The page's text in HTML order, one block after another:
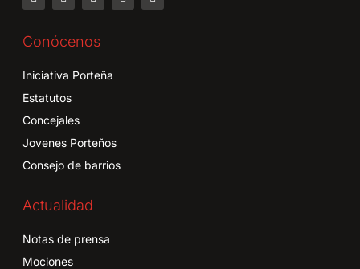
Conócenos
Iniciativa Porteña
Estatutos
Concejales
Jovenes Porteños
Consejo de barrios
Actualidad
Notas de prensa
Mociones